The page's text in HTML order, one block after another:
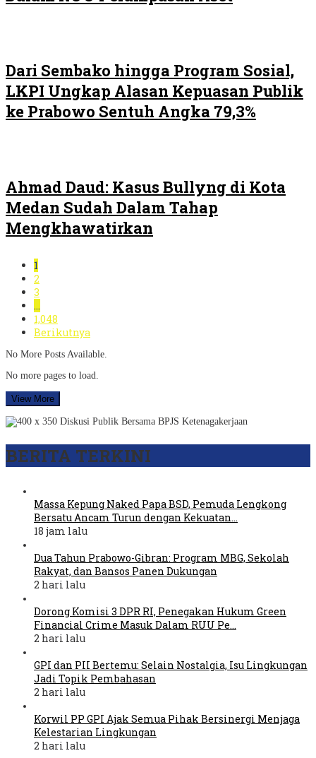
Dari Sembako hingga Program Sosial,
LKPI Ungkap Alasan Kepuasan Publik
ke Prabowo Sentuh Angka 79,3%
Ahmad Daud: Kasus Bullyng di Kota
Medan Sudah Dalam Tahap
Mengkhawatirkan
1
2
3
…
1,048
Berikutnya
No More Posts Available.
No more pages to load.
View More
BERITA TERKINI
Massa Kepung Naked Papa BSD, Pemuda Lengkong
Bersatu Ancam Turun dengan Kekuatan…
18 jam lalu
Dua Tahun Prabowo-Gibran: Program MBG, Sekolah
Rakyat, dan Bansos Panen Dukungan
2 hari lalu
Dorong Komisi 3 DPR RI, Penegakan Hukum Green
Financial Crime Masuk Dalam RUU Pe…
2 hari lalu
GPI dan PII Bertemu: Selain Nostalgia, Isu Lingkungan
Jadi Topik Pembahasan
2 hari lalu
Korwil PP GPI Ajak Semua Pihak Bersinergi Menjaga
Kelestarian Lingkungan
2 hari lalu